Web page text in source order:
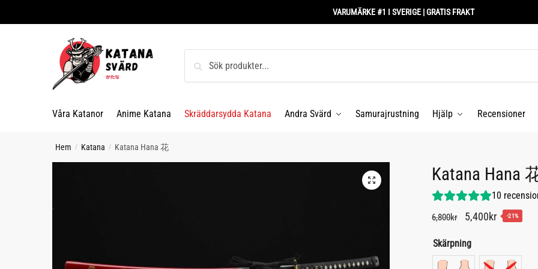
to
to
VARUMÄRKE #1 I SVERIGE | GRATIS FRAKT
efter:
Våra Katanor Anime Katana Skräddarsydda Katana Andra Svärd Samurajrustning Hjälp Recensioner
Hem / Katana / Katana Hana 花
Katana Hana
10
6,800kr
Det
priset
5,400krDet-21%
Skärpning